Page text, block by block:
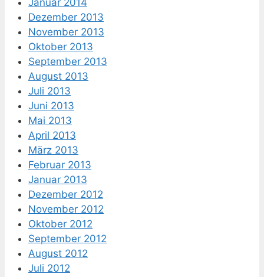
Januar 2014
Dezember 2013
November 2013
Oktober 2013
September 2013
August 2013
Juli 2013
Juni 2013
Mai 2013
April 2013
März 2013
Februar 2013
Januar 2013
Dezember 2012
November 2012
Oktober 2012
September 2012
August 2012
Juli 2012